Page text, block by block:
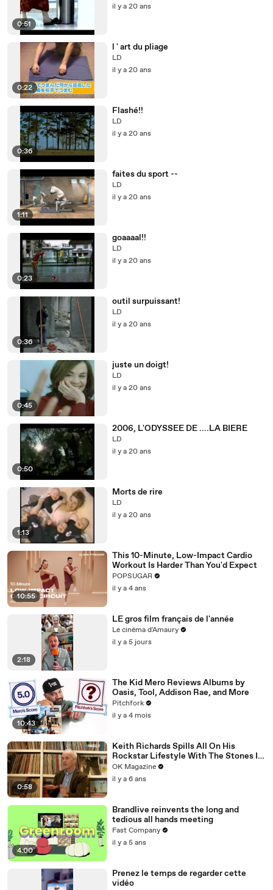
0:51
il y a 20 ans
0:22
l ' art du pliage
LD
il y a 20 ans
0:36
Flashé!!
LD
il y a 20 ans
1:11
faites du sport --
LD
il y a 20 ans
0:23
goaaaal!!
LD
il y a 20 ans
0:36
outil surpuissant!
LD
il y a 20 ans
0:45
juste un doigt!
LD
il y a 20 ans
0:50
2006, L'ODYSSEE DE ....LA BIERE
LD
il y a 20 ans
1:13
Morts de rire
LD
il y a 20 ans
10:55
This 10-Minute, Low-Impact Cardio
Workout Is Harder Than You'd Expect
POPSUGAR
il y a 4 ans
2:18
LE gros film français de l'année
Le cinéma d'Amaury
il y a 5 jours
10:43
The Kid Mero Reviews Albums by
Oasis, Tool, Addison Rae, and More
Pitchfork
il y a 4 mois
0:58
Keith Richards Spills All On His
Rockstar Lifestyle With The Stones In
New REELZ Doc: Watch
OK Magazine
il y a 6 ans
4:00
Brandlive reinvents the long and
tedious all hands meeting
Fast Company
il y a 5 ans
Prenez le temps de regarder cette
vidéo